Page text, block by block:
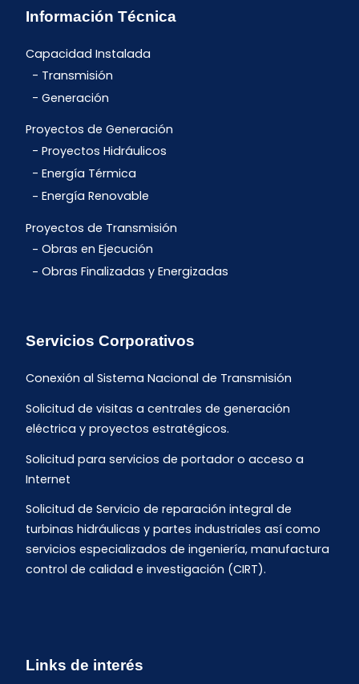
Información Técnica
Capacidad Instalada
Transmisión
Generación
Proyectos de Generación
Proyectos Hidráulicos
Energía Térmica
Energía Renovable
Proyectos de Transmisión
Obras en Ejecución
Obras Finalizadas y Energizadas
Servicios Corporativos
Conexión al Sistema Nacional de Transmisión
Solicitud de visitas a centrales de generación
eléctrica y proyectos estratégicos.
Solicitud para servicios de portador o acceso a
Internet
Solicitud de Servicio de reparación integral de
turbinas hidráulicas y partes industriales así como
servicios especializados de ingeniería, manufactura
control de calidad e investigación (CIRT).
Links de interés